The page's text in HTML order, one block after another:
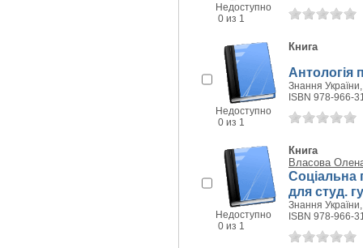
Недоступно
0 из 1
Недоступно
0 из 1
Книга
Антологія
Знання України,
ISBN 978-966-
Недоступно
0 из 1
Книга
Власова
Соціальна
для студ.
Знання
ISBN 978-966-